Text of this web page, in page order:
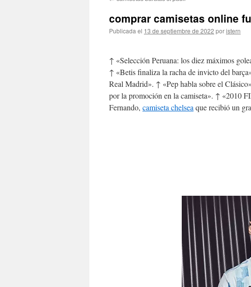
contenido
comprar camisetas online
Publicada el 13 de septiembre de 2022 poristern
↑ «Selección Peruana: los diez máximos
↑ «Betis finaliza la racha de invicto del
Real Madrid». ↑ «Pep habla sobre el
por la promoción en la camiseta». ↑ «2010
Fernando, camiseta chelsea que recibió un